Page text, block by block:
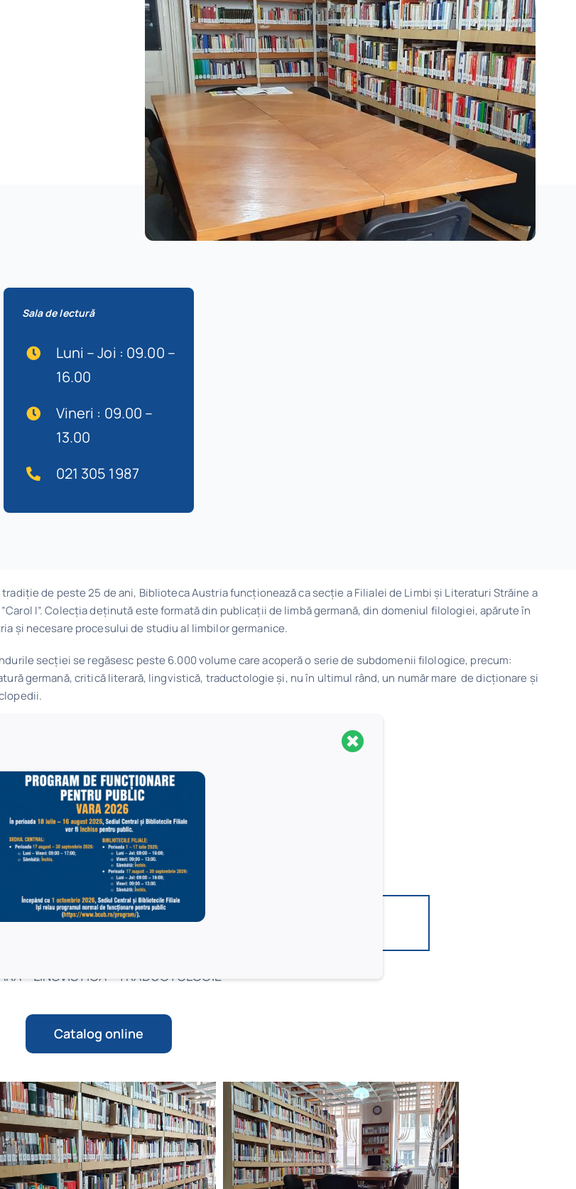
Sala de lectură
Luni – Joi : 09.00 –
16.00
Vineri : 09.00 –
13.00
021 305 1987
tradiție de peste 25 de ani, Biblioteca Austria funcționează ca secție a Filialei de Limbi și Literaturi Străine a
”Carol I”. Colecția deținută este formată din publicații de limbă germană, din domeniul filologiei, apărute în
și necesare procesului de studiu al limbilor germanice.
secției se regăsesc peste 6.000 volume care acoperă o serie de subdomenii filologice, precum:
germană, critică literară, lingvistică, traductologie și, nu în ultimul rând, un număr mare de dicționare și
DOCUMENTE ÎN ACCES DIRECT
6.000 volume care acoperă o serie de subdomenii filologice, precum:
* LINGVISTICĂ * TRADUCTOLOGIE
Catalog online